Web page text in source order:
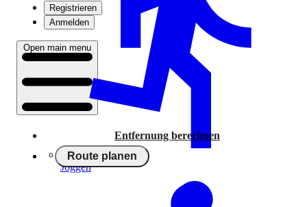
Registrieren
Anmelden
Open main menu
Entfernung berechnen
Route planen
Joggen